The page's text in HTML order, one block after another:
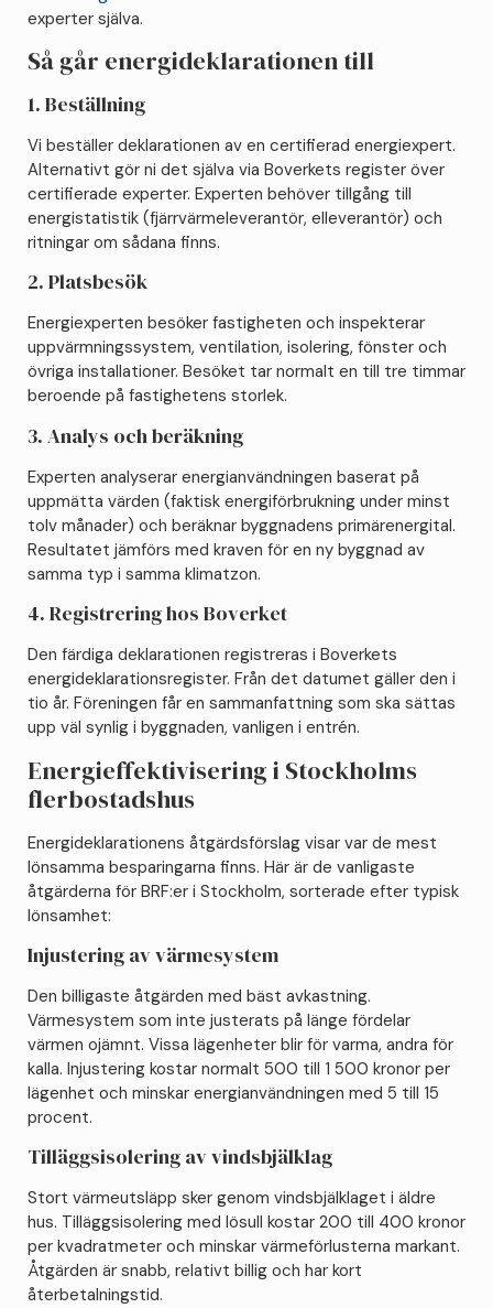
experter själva.
Så går energideklarationen till
1. Beställning
Vi beställer deklarationen av en certifierad energiexpert.
Alternativt gör ni det själva via Boverkets register över
certifierade experter. Experten behöver tillgång till
energistatistik (fjärrvärmeleverantör, elleverantör) och
ritningar om sådana finns.
2. Platsbesök
Energiexperten besöker fastigheten och inspekterar
uppvärmningssystem, ventilation, isolering, fönster och
övriga installationer. Besöket tar normalt en till tre timmar
beroende på fastighetens storlek.
3. Analys och beräkning
Experten analyserar energianvändningen baserat på
uppmätta värden (faktisk energiförbrukning under minst
tolv månader) och beräknar byggnadens primärenergital.
Resultatet jämförs med kraven för en ny byggnad av
samma typ i samma klimatzon.
4. Registrering hos Boverket
Den färdiga deklarationen registreras i Boverkets
energideklarationsregister. Från det datumet gäller den i
tio år. Föreningen får en sammanfattning som ska sättas
upp väl synlig i byggnaden, vanligen i entrén.
Energieffektivisering i Stockholms
flerbostadshus
Energideklarationens åtgärdsförslag visar var de mest
lönsamma besparingarna finns. Här är de vanligaste
åtgärderna för BRF:er i Stockholm, sorterade efter typisk
lönsamhet:
Injustering av värmesystem
Den billigaste åtgärden med bäst avkastning.
Värmesystem som inte justerats på länge fördelar
värmen ojämnt. Vissa lägenheter blir för varma, andra för
kalla. Injustering kostar normalt 500 till 1 500 kronor per
lägenhet och minskar energianvändningen med 5 till 15
procent.
Tilläggsisolering av vindsbjälklag
Stort värmeutsläpp sker genom vindsbjälklaget i äldre
hus. Tilläggsisolering med lösull kostar 200 till 400 kronor
per kvadratmeter och minskar värmeförlusterna markant.
Åtgärden är snabb, relativt billig och har kort
återbetalningstid.